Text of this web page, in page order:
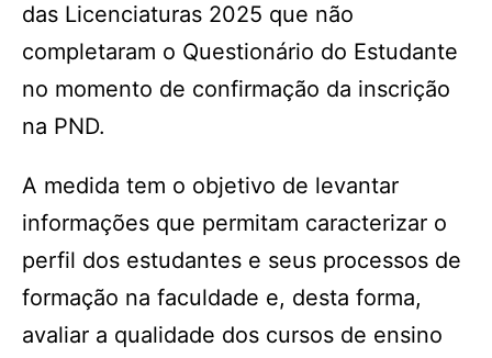
das Licenciaturas 2025 que não
completaram o Questionário do Estudante
no momento de confirmação da inscrição
na PND.
A medida tem o objetivo de levantar
informações que permitam caracterizar o
perfil dos estudantes e seus processos de
formação na faculdade e, desta forma,
avaliar a qualidade dos cursos de ensino